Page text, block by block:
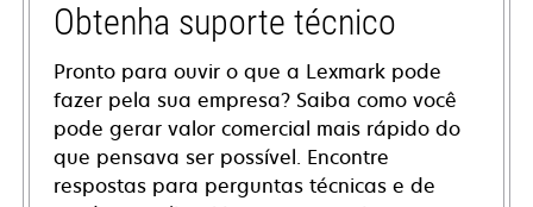
Obtenha suporte técnico
Pronto para ouvir o que a Lexmark pode
fazer pela sua empresa? Saiba como você
pode gerar valor comercial mais rápido do
que pensava ser possível. Encontre
respostas para perguntas técnicas e de